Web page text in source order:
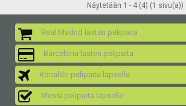
Näytetään 1 - 4 (4) (1 sivu(a))
Real Madrid lasten pelipaita
Barcelona lasten pelipaita
Ronaldo pelipaita lapselle
Messi pelipaita lapselle